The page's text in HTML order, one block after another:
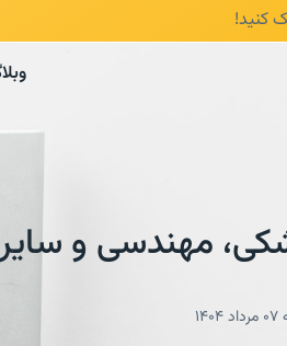
کنید!
مهندسی و سایر